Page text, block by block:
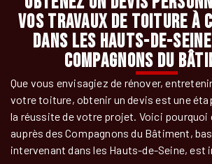
vos travaux de toiture à
dans les Hauts-de-
Compagnons du
Que vous envisagiez de rénover,
votre toiture, obtenir un devis est une
la réussite de votre projet. Voici pourquoi
auprès des Compagnons du Bâtiment,
intervenant dans les Hauts-de-Seine, est